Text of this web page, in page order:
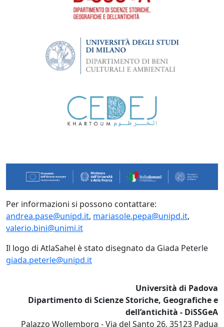
Per informazioni si possono contattare:
andrea.pase@unipd.it, mariasole.pepa@unipd.it,
valerio.bini@unimi.it
Il logo di AtlaSahel è stato disegnato da Giada Peterle
giada.peterle@unipd.it
Università di Padova
Dipartimento di Scienze Storiche, Geografiche e
dell’antichità - DiSSGeA
Palazzo Wollemborg - Via del Santo 26, 35123 Padua